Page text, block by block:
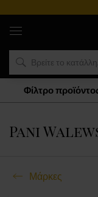
Μάρκες
Pani
Pani
Μάρκες
Φίλτρο